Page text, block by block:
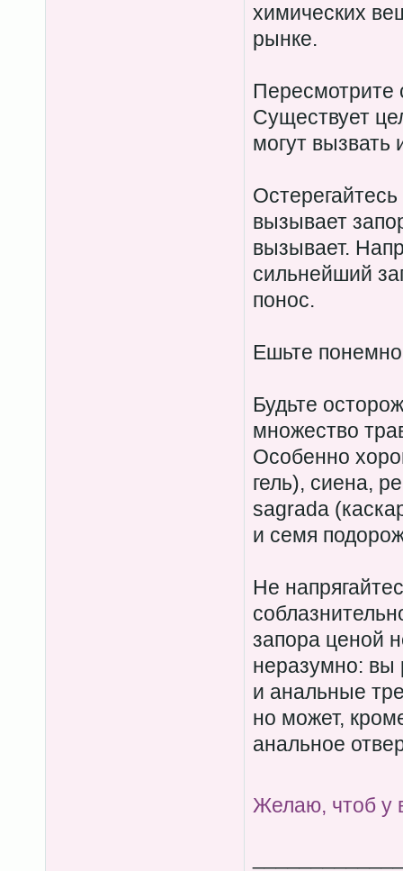
химических
рынке.
Пересмотрите
Существует
могут вызвать
вызывает
вызывает.
сильнейший
понос.
Ешьте
Будьте
множество
Особенно
гель), сиена,
sagrada
и семя
Не
запора ценой
неразумно: вы
и анальные
но может,
анальное
Желаю, чтоб у